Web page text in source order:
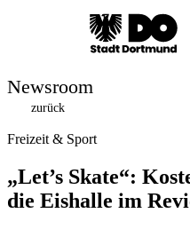
Newsroom
zurück
Freizeit & Sport
„Let’s Skate“:
die Eishalle im